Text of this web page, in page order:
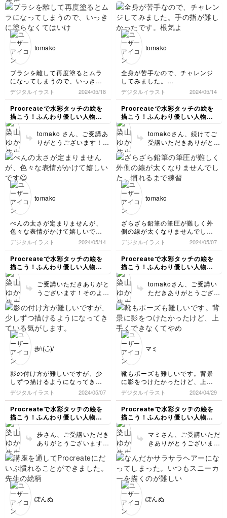
講おつかれさまでした！
🍵
スニーカーですが、丁寧
に描いていただいていて
goodです！線が薄くな
色塗りも相まって優しい
す！特に目が可愛くて好
きです…✨こちらこそ、
tomakoさんのお力にな
れていたら幸いです😊ご
受講おつかれさまでした
🍵
tomako
ブラシを離して再度塗るとムラ
になってしまうので、いっきに
塗らなくてはいけませんね。難
しいけど、水彩絵の具の様で柔
らかい雰囲気なりますね。
デジタルイラスト 2024/05/18
Procreateで水彩タッチの絵を
描こう！ふんわり優しい人物イ
ラスト講座
tomako さん、ご受講あ
りがとうございます！淡
ても素敵です…！✨配布
しているブラシは癖があ
た🍵
tomako
全身が苦手なので、チャレンジ
してみました。
手の指が難しかったです。根気
よく続けてゆけば、描けるよう
になりますかね💦
デジタルイラスト 2024/05/14
Procreateで水彩タッチの絵を
描こう！ふんわり優しい人物イ
ラスト講座
tomakoさん、続けてご
受講いただきありがとう
バランスよく描いていた
だいており可愛いです✨
細かい部分は特にむずか
で大丈夫です！！（今も
います◎）安心して練習
の過程もぜひぜひ楽しん
でください😊私も昔はま
ったく描けませんでした
ので…。応援しています
😊✨ご受講お疲れさまで
した🍵
tomako
ぺんの太さが定まりませんが、
色々な表情がかけて嬉しいです
😃
デジタルイラスト 2024/05/14
Procreateで水彩タッチの絵を
描こう！ふんわり優しい人物イ
ラスト講座
ご受講いただきありがと
うございます！そのよう
嬉しいです😊表情豊かで
素敵です✨特ににっこり
開けた口がすごく可愛く
て描き分けてみてくださ
い😊
tomako
ざらざら鉛筆の筆圧が難しく外
側の線が太くなりませんでし
た。慣れるまで練習が必要です
ね。影の色に水色を使うのが目
から鱗でした。
デジタルイラスト 2024/05/07
Procreateで水彩タッチの絵を
描こう！ふんわり優しい人物イ
ラスト講座
tomakoさん、ご受講い
ただきありがとうござい
✨✨水彩風の軽やかな雰
囲気が出ていてgoodで
す◎影にどんな色でも素
ます🤭ブラシについてご
フトに元から入っている
ブラシでももちろん大丈
夫です！「スケッチ>ダ
ーウェントやprocreate
ペンシル」が近い雰囲気
でおすすめです◎ご受講
おつかれさまでした🍵
歩\(◡̈)/
影の付け方が難しいですが、少
しずつ描けるようになってきて
いる気がします。
デジタルイラスト 2024/05/07
Procreateで水彩タッチの絵を
描こう！ふんわり優しい人物イ
ラスト講座
歩さん、ご受講いただき
ありがとうございます！
や、お顔の表情がすごく
素敵です！✨青色も綺麗
で、全体的にまとまって
でも、服のシワ部分など
マミ
靴もポーズも難しいです。背景
に影をつけたかったけど、上手
くできなくてやめました。水彩
風マスターしたいです。
デジタルイラスト 2024/04/29
Procreateで水彩タッチの絵を
描こう！ふんわり優しい人物イ
ラスト講座
マミさん、ご受講いただ
きありがとうございま
す！✨水彩風の重なりも
綺麗で軽やかな雰囲気が
出ています◎背景の影は
（直径腰幅くらい）を入
ぽんぬ ぽんぬ